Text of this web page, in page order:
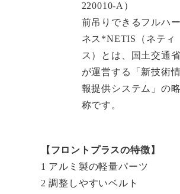
220010-A）
前吊りできるフルハー
ネス*NETIS（ネティ
ス）とは、国土交通省
が運営する「新技術情
報提供システム」の略
称です。
【フロントプラスの特徴】
1 アルミ製の軽量パーツ
2 調整しやすいベルト